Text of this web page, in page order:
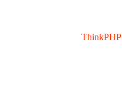
ThinkPHP